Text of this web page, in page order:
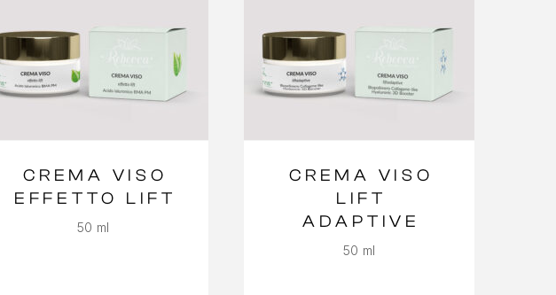
CREMA VISO
EFFETTO LIFT
50 ml
CREMA VISO
LIFT
ADAPTIVE
50 ml